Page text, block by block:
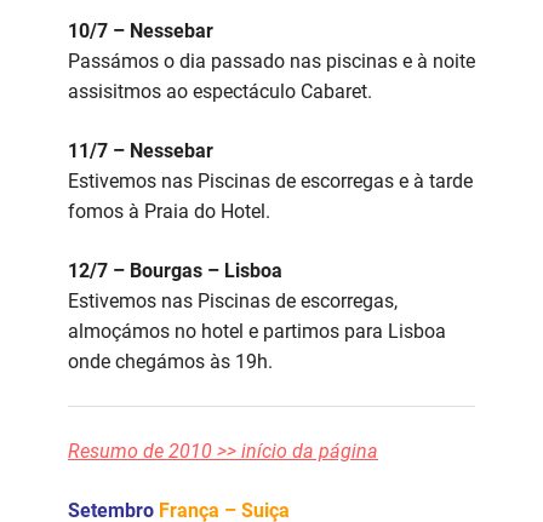
10/7 – Nessebar
Passámos o dia passado nas piscinas e à noite
assisitmos ao espectáculo Cabaret.
11/7 – Nessebar
Estivemos nas Piscinas de escorregas e à tarde
fomos à Praia do Hotel.
12/7 – Bourgas – Lisboa
Estivemos nas Piscinas de escorregas,
almoçámos no hotel e partimos para Lisboa
onde chegámos às 19h.
Resumo de 2010 >> início da página
Setembro França – Suiça